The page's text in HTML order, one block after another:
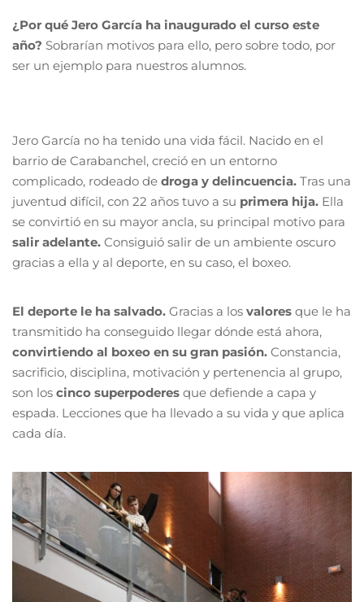
¿Por qué Jero García ha inaugurado el curso este
año? Sobrarían motivos para ello, pero sobre todo, por
ser un ejemplo para nuestros alumnos.
Jero García no ha tenido una vida fácil. Nacido en el
barrio de Carabanchel, creció en un entorno
complicado, rodeado de droga y delincuencia. Tras una
juventud difícil, con 22 años tuvo a su primera hija. Ella
se convirtió en su mayor ancla, su principal motivo para
salir adelante. Consiguió salir de un ambiente oscuro
gracias a ella y al deporte, en su caso, el boxeo.
El deporte le ha salvado. Gracias a los valores que le ha
transmitido ha conseguido llegar dónde está ahora,
convirtiendo al boxeo en su gran pasión. Constancia,
sacrificio, disciplina, motivación y pertenencia al grupo,
son los cinco superpoderes que defiende a capa y
espada. Lecciones que ha llevado a su vida y que aplica
cada día.